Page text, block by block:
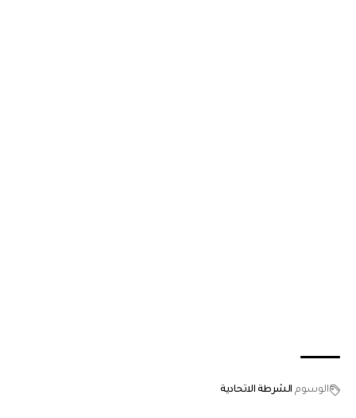
الوسوم الشرطة الاتحادية